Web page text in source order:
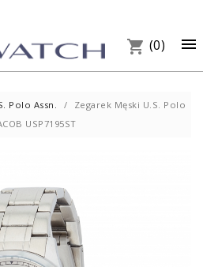

shopping_cart (0)
Polo Assn.
Zegarek Męski U.S. Polo
USP7195ST